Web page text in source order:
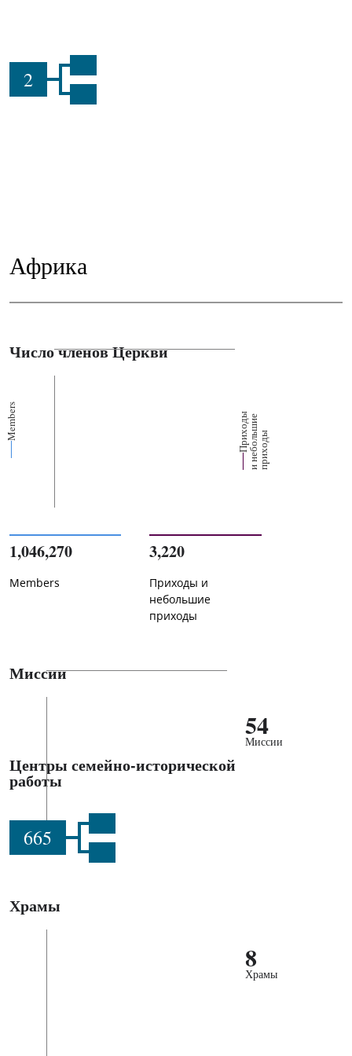
2
Африка
Число членов Церкви
Members П
р
их
о
д
ы
и
н
е
б
о
ль
ш
ие
п
р
и
х
о
ды
1,046,270
Members
3,220
Приходы и
небольшие
приходы
Миссии
54
Миссии
Центры семейно-исторической
работы
665
Храмы
8
Храмы